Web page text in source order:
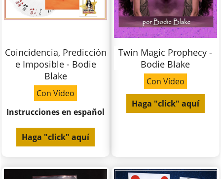
Coincidencia, Predicción
e Imposible - Bodie
Blake
Con Vídeo
Instrucciones en español
Haga "click" aquí
Twin Magic Prophecy -
Bodie Blake
Con Vídeo
Haga "click" aquí